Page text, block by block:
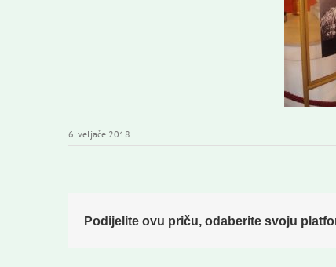
6. veljače 2018
Podijelite ovu priču, odaberite svoju